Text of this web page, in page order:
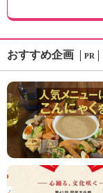
おすすめ企画 PR